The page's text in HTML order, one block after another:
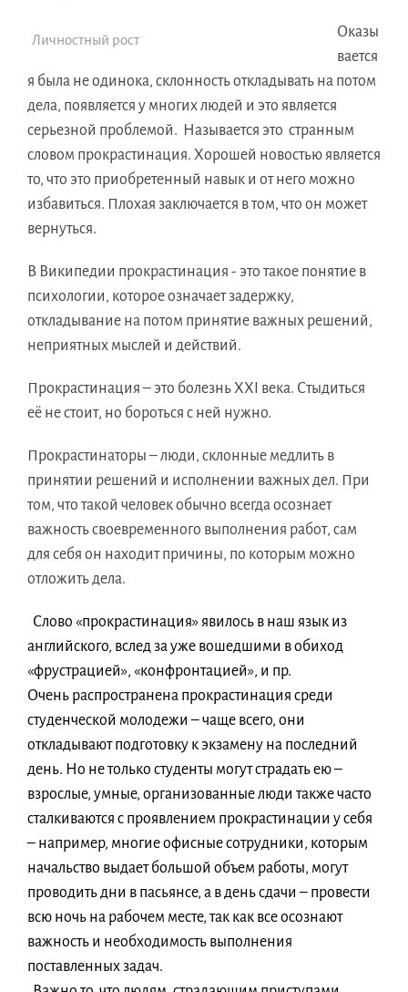
Личностный рост
Оказы
вается
я была не одинока, склонность откладывать на потом
дела, появляется у многих людей и это является
серьезной проблемой. Называется это странным
словом прокрастинация. Хорошей новостью является
то, что это приобретенный навык и от него можно
избавиться. Плохая заключается в том, что он может
вернуться.
В Википедии прокрастинация - это такое понятие в
психологии, которое означает задержку,
откладывание на потом принятие важных решений,
неприятных мыслей и действий.
Прокрастинация – это болезнь XXI века. Стыдиться
её не стоит, но бороться с ней нужно.
Прокрастинаторы – люди, склонные медлить в
принятии решений и исполнении важных дел. При
том, что такой человек обычно всегда осознает
важность своевременного выполнения работ, сам
для себя он находит причины, по которым можно
отложить дела.
Слово «прокрастинация» явилось в наш язык из
английского, вслед за уже вошедшими в обиход
«фрустрацией», «конфронтацией», и пр.
Очень распространена прокрастинация среди
студенческой молодежи – чаще всего, они
откладывают подготовку к экзамену на последний
день. Но не только студенты могут страдать ею –
взрослые, умные, организованные люди также часто
сталкиваются с проявлением прокрастинации у себя
– например, многие офисные сотрудники, которым
начальство выдает большой объем работы, могут
проводить дни в пасьянсе, а в день сдачи – провести
всю ночь на рабочем месте, так как все осознают
важность и необходимость выполнения
поставленных задач.